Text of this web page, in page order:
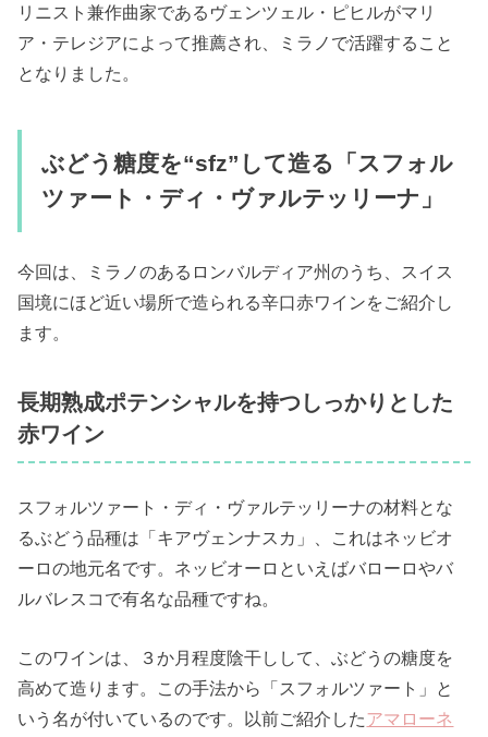
リニスト兼作曲家であるヴェンツェル・ピヒルがマリ
ア・テレジアによって推薦され、ミラノで活躍すること
となりました。
ぶどう糖度を“sfz”して造る「スフォル
ツァート・ディ・ヴァルテッリーナ」
今回は、ミラノのあるロンバルディア州のうち、スイス
国境にほど近い場所で造られる辛口赤ワインをご紹介し
ます。
長期熟成ポテンシャルを持つしっかりとした
赤ワイン
スフォルツァート・ディ・ヴァルテッリーナの材料とな
るぶどう品種は「キアヴェンナスカ」、これはネッビオ
ーロの地元名です。ネッビオーロといえばバローロやバ
ルバレスコで有名な品種ですね。
このワインは、３か月程度陰干しして、ぶどうの糖度を
高めて造ります。この手法から「スフォルツァート」と
いう名が付いているのです。以前ご紹介したアマローネ